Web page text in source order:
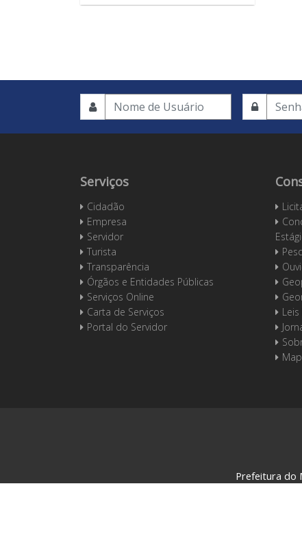
Serviços
Cidadão
Empresa
Servidor
Turista
Transparência
Órgãos e Entidades Públicas
Serviços Online
Carta de Serviços
Portal do Servidor
Prefeitura do